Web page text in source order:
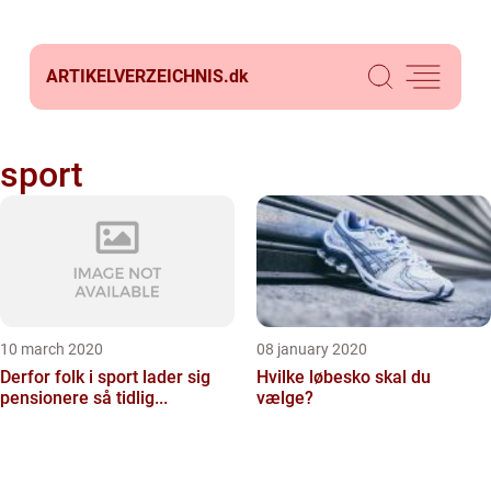
ARTIKELVERZEICHNIS.dk
sport
10 march 2020
Derfor folk i sport lader sig
pensionere så tidlig...
08 january 2020
Hvilke løbesko skal du
vælge?